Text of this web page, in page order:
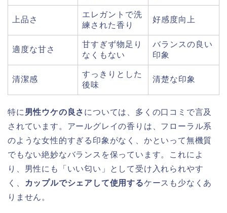
上品さ
エレガントで洗
練された香り
好感度向上
適度な甘さ
甘すぎず物足り
なくもない
バランスの良い
印象
清潔感
すっきりとした
後味
清楚な印象
特に 男性ウケの良さ については、多くの口コミで言及
されています。アールグレイの香りは、フローラル系
のような女性的すぎる印象がなく、かといって無機質
でもない絶妙なバランスを保っています。これによ
り、男性にも「いい匂い」として受け入れられやす
く、
カップルでシェアして使用するケースも少なくあ
りません。